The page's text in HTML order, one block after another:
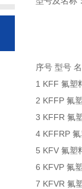
序号 型号
1 KFF 氟塑
2 KFFP 氟
3 KFFR 氟
4 KFFRP
5 KFV 氟塑
6 KFVP 氟
7 KFVR 氟